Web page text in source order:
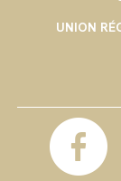
UNION